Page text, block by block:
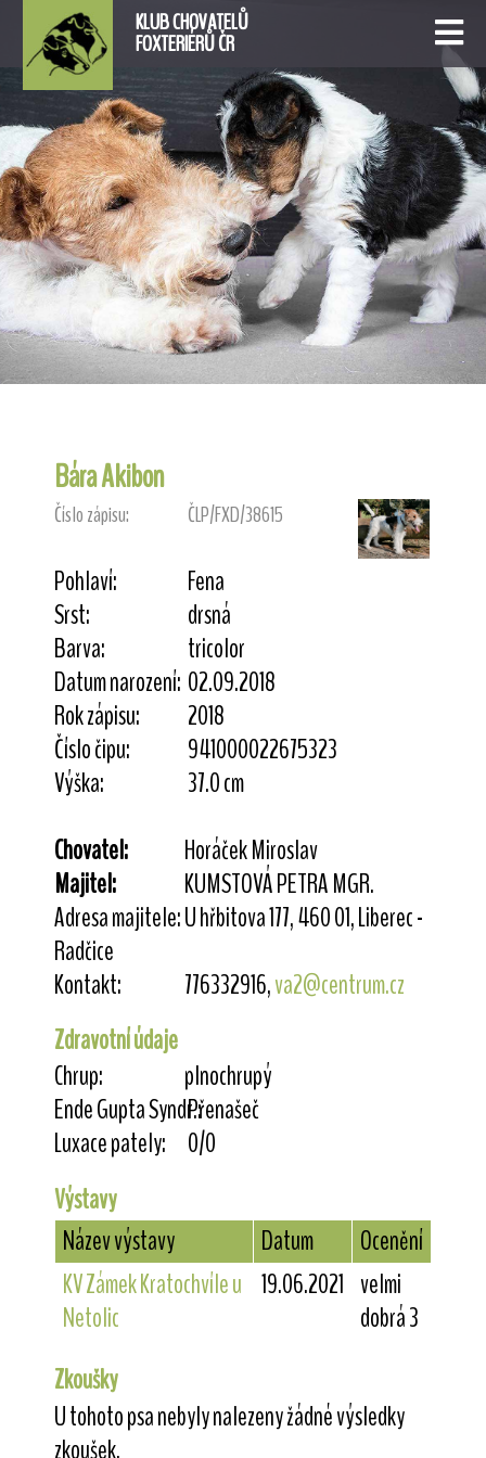
KLUB CHOVATELŮ
FOXTERIÉRŮ ČR
Bára Akibon
Číslo zápisu: ČLP/FXD/38615
Pohlaví:
Fena
Srst:
drsná
Barva:
tricolor
Datum narození: 02.09.2018
Rok zápisu:
2018
Číslo čipu:
941000022675323
Výška:
37.0 cm
Chovatel:
Horáček Miroslav
Majitel:
KUMSTOVÁ PETRA MGR.
Adresa majitele:U hřbitova 177, 460 01, Liberec -
Radčice
Kontakt:
776332916,va2@centrum.cz
Zdravotní údaje
Chrup:
plnochrupý
Ende Gupta Syndr.:Přenašeč
Luxace pately:
0/0
Výstavy
Název výstavy
Datum
Ocenění
KV Zámek Kratochvíle u
Netolic
19.06.2021 velmi
dobrá 3
Zkoušky
U tohoto psa nebyly nalezeny žádné výsledky
zkoušek.